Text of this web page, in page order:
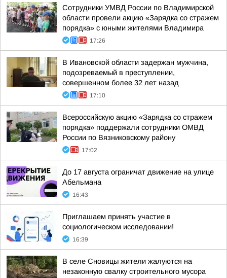
Сотрудники УМВД России по Владимирской
области провели акцию «Зарядка со стражем
порядка» с юными жителями Владимира
17:26
В Ивановской области задержан мужчина,
подозреваемый в преступлении,
совершенном более 32 лет назад
17:10
Всероссийскую акцию «Зарядка со стражем
порядка» поддержали сотрудники ОМВД
России по Вязниковскому району
17:02
До 17 августа ограничат движение на улице
Абельмана
16:43
Приглашаем принять участие в
социологическом исследовании!
16:39
В селе Сновицы жители жалуются на
незаконную свалку строительного мусора